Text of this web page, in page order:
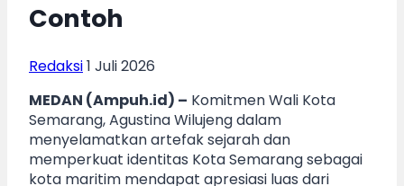
Contoh
Redaksi1 Juli 2026
MEDAN (Ampuh.id) – Komitmen Wali Kota
Semarang, Agustina Wilujeng dalam
menyelamatkan artefak sejarah dan
memperkuat identitas Kota Semarang sebagai
kota maritim mendapat apresiasi luas dari